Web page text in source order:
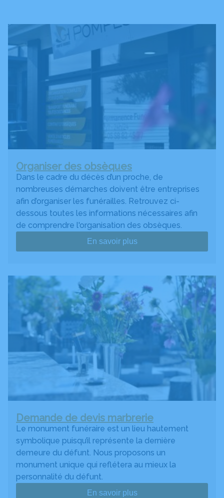
Organiser des obsèques
Dans le cadre du décès d’un proche, de
nombreuses démarches doivent être entreprises
afin d’organiser les funérailles. Retrouvez ci-
dessous toutes les informations nécessaires afin
de comprendre l'organisation des obsèques.
En savoir plus
Demande de devis marbrerie
Le monument funéraire est un lieu hautement
symbolique puisqu’il représente la dernière
demeure du défunt. Nous proposons un
monument unique qui reflétera au mieux la
personnalité du défunt.
En savoir plus